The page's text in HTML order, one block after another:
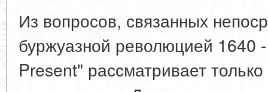
Из вопросов, связанных
буржуазной революцией 1640
Present" рассматривает